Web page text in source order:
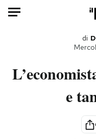
di
e